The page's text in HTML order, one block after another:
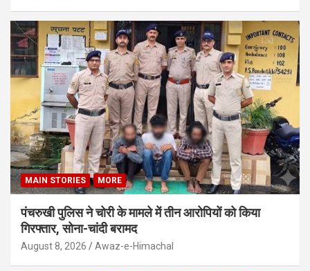
MAIN STORIES MORE
पंचरुखी पुलिस ने चोरी के मामले में तीन आरोपियों को किया
गिरफ्तार, सोना-चांदी बरामद
August 8, 2026 Awaz-e-Himachal